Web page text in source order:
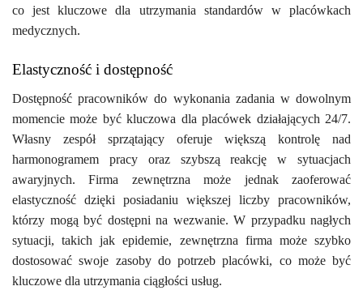
co jest kluczowe dla utrzymania standardów w placówkach
medycznych.
Elastyczność i dostępność
Dostępność pracowników do wykonania zadania w dowolnym
momencie może być kluczowa dla placówek działających 24/7.
Własny zespół sprzątający oferuje większą kontrolę nad
harmonogramem pracy oraz szybszą reakcję w sytuacjach
awaryjnych. Firma zewnętrzna może jednak zaoferować
elastyczność dzięki posiadaniu większej liczby pracowników,
którzy mogą być dostępni na wezwanie. W przypadku nagłych
sytuacji, takich jak epidemie, zewnętrzna firma może szybko
dostosować swoje zasoby do potrzeb placówki, co może być
kluczowe dla utrzymania ciągłości usług.